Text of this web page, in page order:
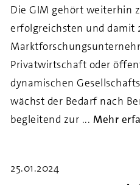
Die GIM gehört weiterhin
erfolgreichsten und damit
Privatwirtschaft oder
dynamischen
wächst der Bedarf nach
begleitend zur ... Mehr
25.01.2024